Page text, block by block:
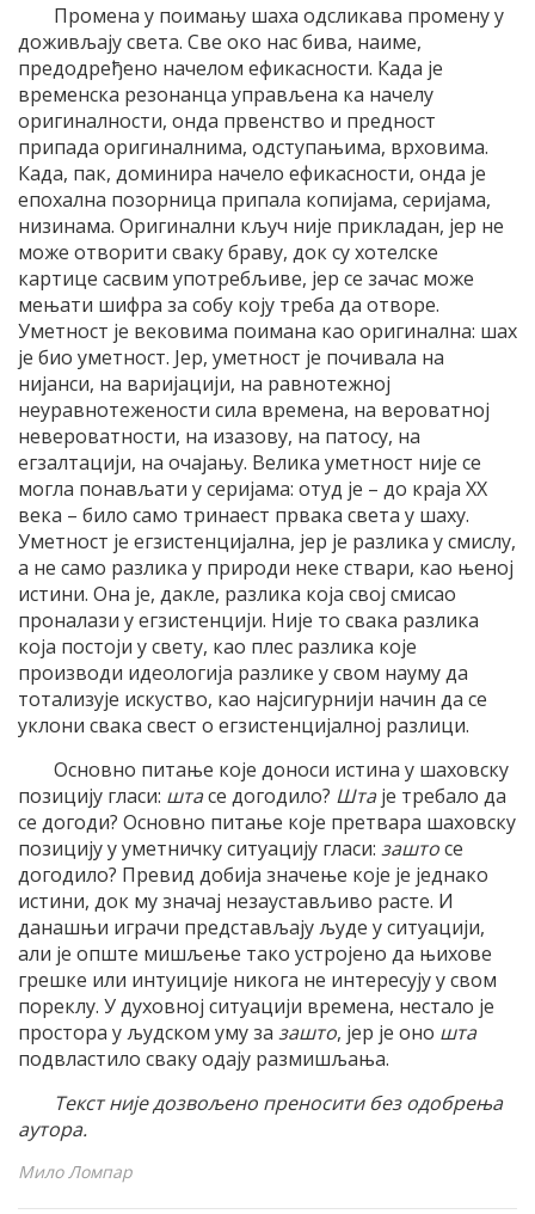
Промена у поимању шаха одсликава промену у
доживљају света. Све око нас бива, наиме,
предодређено начелом ефикасности. Када је
временска резонанца управљена ка начелу
оригиналности, онда првенство и предност
припада оригиналнима, одступањима, врховима.
Када, пак, доминира начело ефикасности, онда је
епохална позорница припала копијама, серијама,
низинама. Оригинални кључ није прикладан, јер не
може отворити сваку браву, док су хотелске
картице сасвим употребљиве, јер се зачас може
мењати шифра за собу коју треба да отворе.
Уметност је вековима поимана као оригинална: шах
је био уметност. Јер, уметност је почивала на
нијанси, на варијацији, на равнотежној
неуравнотежености сила времена, на вероватној
невероватности, на изазову, на патосу, на
егзалтацији, на очајању. Велика уметност није се
могла понављати у серијама: отуд је – до краја XX
века – било само тринаест првака света у шаху.
Уметност је егзистенцијална, јер је разлика у смислу,
а не само разлика у природи неке ствари, као њеној
истини. Она је, дакле, разлика која свој смисао
проналази у егзистенцији. Није то свака разлика
која постоји у свету, као плес разлика које
производи идеологија разлике у свом науму да
тотализује искуство, као најсигурнији начин да се
уклони свака свест о егзистенцијалној разлици.
Основно питање које доноси истина у шаховску
позицију гласи: штасе догодило? Штаје требало да
се догоди? Основно питање које претвара шаховску
позицију у уметничку ситуацију гласи: заштосе
догодило? Превид добија значење које је једнако
истини, док му значај незаустављиво расте. И
данашњи играчи представљају људе у ситуацији,
али је опште мишљење тако устројено да њихове
грешке или интуиције никога не интересују у свом
пореклу. У духовној ситуацији времена, нестало је
простора у људском уму за зашто, јер је оно шта
подвластило сваку одају размишљања.
Текст није дозвољено преносити без одобрења
аутора.
Мило Ломпар